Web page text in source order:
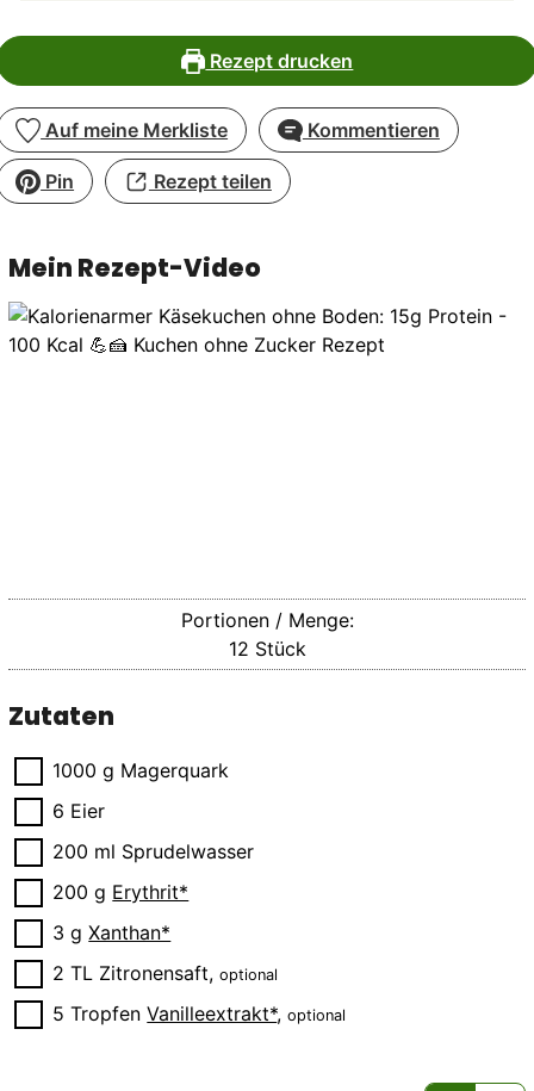
Rezept drucken
Auf meine Merkliste Kommentieren
Pin Rezept teilen
Mein Rezept-Video
Portionen / Menge:
12 Stück
Zutaten
▢
1000 g Magerquark
▢
6 Eier
▢
200 ml Sprudelwasser
▢
200 g Erythrit*
▢
3 g Xanthan*
▢
2 TL Zitronensaft,optional
▢
5 Tropfen Vanilleextrakt*,optional